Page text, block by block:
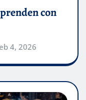
con
4, 2026